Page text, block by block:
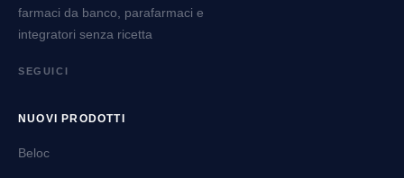
farmaci da banco, parafarmaci e
integratori senza ricetta
SEGUICI
NUOVI PRODOTTI
Beloc